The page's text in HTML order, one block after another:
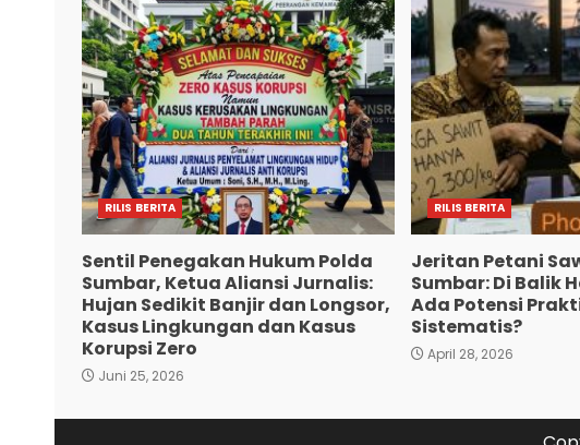
RILIS BERITA
Sentil Penegakan Hukum Polda
Sumbar, Ketua Aliansi Jurnalis:
Hujan Sedikit Banjir dan Longsor,
Kasus Lingkungan dan Kasus
Korupsi Zero
Juni 25, 2026
RILIS BERITA
Jeritan Petani
Sumbar: Di Balik
Ada Potensi
Sistematis?
April 28, 2026